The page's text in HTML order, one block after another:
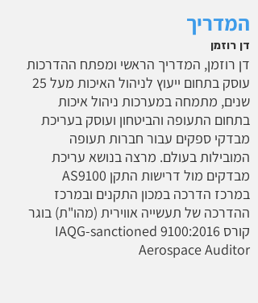
המדריך
דן רוזמן
דן רוזמן, המדריך הראשי ומפתח ההדרכות
עוסק בתחום ייעוץ לניהול האיכות מעל 25
שנים, מתמחה במערכות ניהול איכות
בתחום התעופה והביטחון ועוסק בעריכת
מבדקי ספקים עבור חברות תעופה
המובילות בעולם. מרצה בנושא עריכת
מבדקים מול דרישות התקן AS9100
במרכז הדרכה במכון התקנים ובמרכז
ההדרכה של תעשייה אווירית (מהו"ת) בוגר
קורס IAQG-sanctioned 9100:2016
Aerospace Auditor